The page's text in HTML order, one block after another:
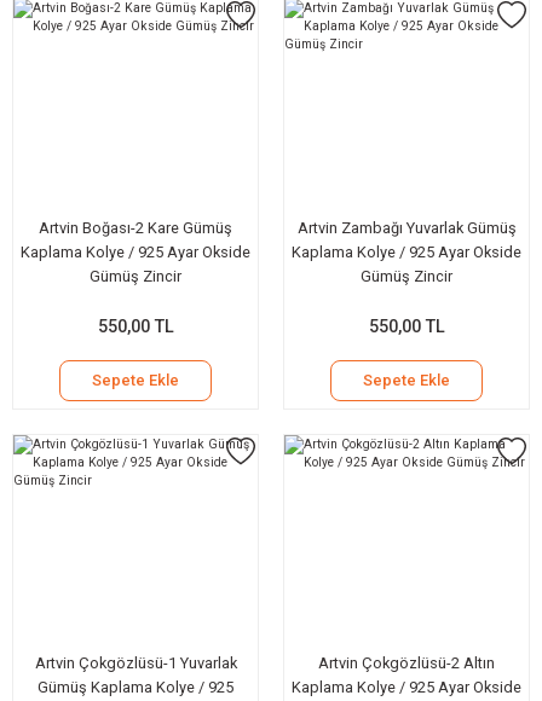
Artvin Boğası-2 Kare Gümüş
Kaplama Kolye / 925 Ayar Okside
Gümüş Zincir
550,00 TL
Sepete Ekle
Artvin Zambağı Yuvarlak Gümüş
Kaplama Kolye / 925 Ayar Okside
Gümüş Zincir
550,00 TL
Sepete Ekle
Artvin Çokgözlüsü-1 Yuvarlak
Gümüş Kaplama Kolye / 925
Artvin Çokgözlüsü-2 Altın
Kaplama Kolye / 925 Ayar Okside